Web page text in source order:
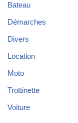
Bateau
Démarches
Divers
Location
Moto
Trottinette
Voiture